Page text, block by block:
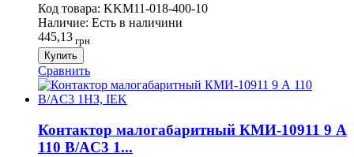
Код товара: KKM11-018-400-10
Наличие: Есть в наличини
445,13 грн
Купить
Сравнить
Контактор малогабаритный КМИ-10911 9 А
110 В/AC3 1...